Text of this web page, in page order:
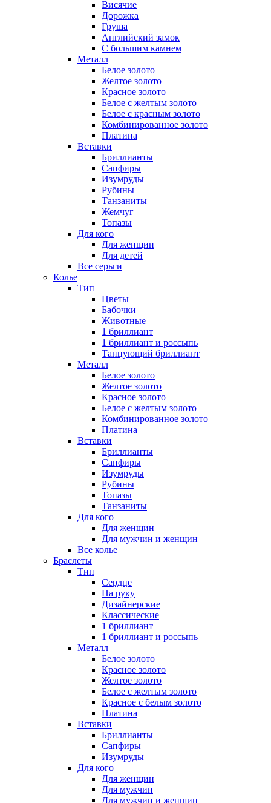
Висячие
Дорожка
Груша
Английский замок
С большим камнем
Металл
Белое золото
Желтое золото
Красное золото
Белое с желтым золото
Белое с красным золото
Комбинированное золото
Платина
Вставки
Бриллианты
Сапфиры
Изумруды
Рубины
Танзаниты
Жемчуг
Топазы
Для кого
Для женщин
Для детей
Все серьги
Колье
Тип
Цветы
Бабочки
Животные
1 бриллиант
1 бриллиант и россыпь
Танцующий бриллиант
Металл
Белое золото
Желтое золото
Красное золото
Белое с желтым золото
Комбинированное золото
Платина
Вставки
Бриллианты
Сапфиры
Изумруды
Рубины
Топазы
Танзаниты
Для кого
Для женщин
Для мужчин и женщин
Все колье
Браслеты
Тип
Сердце
На руку
Дизайнерские
Классические
1 бриллиант
1 бриллиант и россыпь
Металл
Белое золото
Красное золото
Желтое золото
Белое с желтым золото
Красное с белым золото
Платина
Вставки
Бриллианты
Сапфиры
Изумруды
Для кого
Для женщин
Для мужчин
Для мужчин и женщин